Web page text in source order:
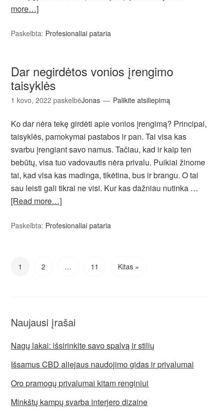
more…]
Paskelbta: Profesionaliai pataria
Dar negirdėtos vonios įrengimo
taisyklės
1 kovo, 2022 paskelbėJonas Palikite atsiliepimą
Ko dar nėra tekę girdėti apie vonios įrengimą? Principai,
taisyklės, pamokymai pastabos ir pan. Tai visa kas
svarbu įrengiant savo namus. Tačiau, kad ir kaip ten
bebūtų, visa tuo vadovautis nėra privalu. Puikiai žinome
tai, kad visa kas madinga, tikėtina, bus ir brangu. O tai
sau leisti gali tikrai ne visi. Kur kas dažniau nutinka …
[Read more…]
Paskelbta: Profesionaliai pataria
1 2 … 11 Kitas »
Naujausi įrašai
Nagų lakai: išsirinkite savo spalvą ir stilių
Išsamus CBD aliejaus naudojimo gidas ir privalumai
Oro pramogų privalumai kitam renginiui
Minkštų kampų svarba interjero dizaine